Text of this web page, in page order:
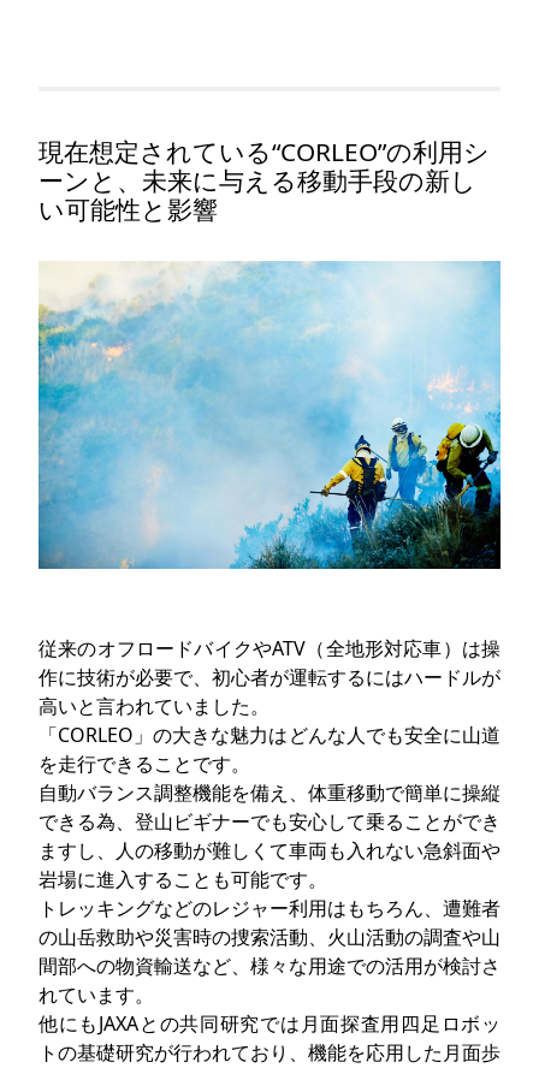
現在想定されている“CORLEO”の利用シ
ーンと、未来に与える移動手段の新し
い可能性と影響
従来のオフロードバイクやATV（全地形対応車）は操
作に技術が必要で、初心者が運転するにはハードルが
高いと言われていました。
「CORLEO」の大きな魅力はどんな人でも安全に山道
を走行できることです。
自動バランス調整機能を備え、体重移動で簡単に操縦
できる為、登山ビギナーでも安心して乗ることができ
ますし、人の移動が難しくて車両も入れない急斜面や
岩場に進入することも可能です。
トレッキングなどのレジャー利用はもちろん、遭難者
の山岳救助や災害時の捜索活動、火山活動の調査や山
間部への物資輸送など、様々な用途での活用が検討さ
れています。
他にもJAXAとの共同研究では月面探査用四足ロボッ
トの基礎研究が行われており、機能を応用した月面歩